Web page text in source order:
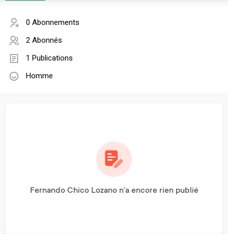
0 Abonnements
2 Abonnés
1 Publications
Homme
Fernando Chico Lozano n'a encore rien publié